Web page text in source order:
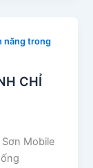
năng trong
CHỈ
Mobile